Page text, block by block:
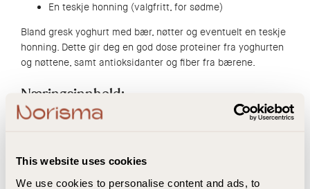
This website uses cookies
We use cookies to personalise content and ads, to
En teskje honning (valgfritt, for sødme)
Bland gresk yoghurt med bær, nøtter og eventuelt en teskje
honning. Dette gir deg en god dose proteiner fra yoghurten
og nøttene, samt antioksidanter og fiber fra bærene.
Næringsinnhold:
Gresk yoghurt (ca. 150-200 g): Ca. 100-150 kcal, 10-
Ferske bær: Ca. 20-50 kcal, minimalt med protein, ca.
Nøtter: Ca. 100-150 kcal, 3-5 g protein, 2-4 g